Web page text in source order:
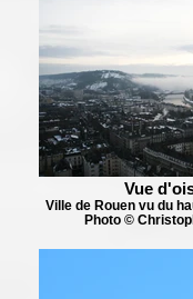
Vue
Ville de Rouen vu du
Photo ©